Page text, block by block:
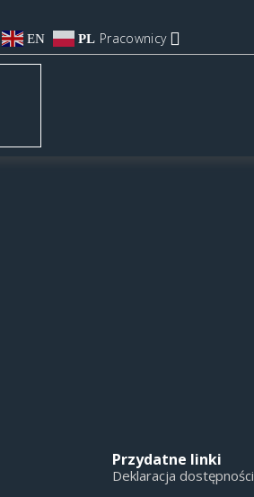
EN PL Pracownicy
Przydatne linki
Deklaracja dostępności